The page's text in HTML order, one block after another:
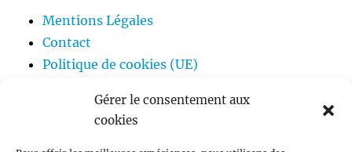
Gérer le consentement aux
cookies
Mentions Légales
Contact
Politique de cookies (UE)